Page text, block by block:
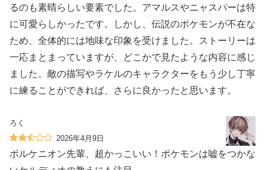
るのも素晴らしい要素でした。アマルスやニャスパーは特
に可愛らしかったです。しかし、伝説のポケモンが不在な
ため、全体的には地味な印象を受けました。ストーリーは
一応まとまっていますが、どこかで見たような内容に感じ
ました。敵の描写やラケルのキャラクターをもう少し丁寧
に練ることができれば、さらに良かったと思います。
ろく
2026年4月9日
ボルケニオン先輩、超かっこいい！ポケモンは嘘をつかな